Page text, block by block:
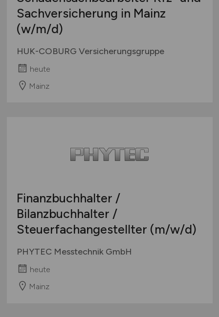
Sachversicherung in Mainz
(w/m/d)
HUK-COBURG Versicherungsgruppe
heute
Mainz
Finanzbuchhalter /
Bilanzbuchhalter /
Steuerfachangestellter (m/w/d)
PHYTEC Messtechnik GmbH
heute
Mainz